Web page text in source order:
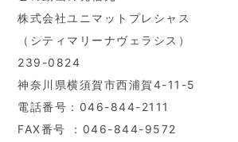
株式会社ユニマットプレシャス
（シティマリーナヴェラシス）
239-0824
神奈川県横須賀市西浦賀4-11-5
電話番号：046-844-2111
FAX番号 ：046-844-9572